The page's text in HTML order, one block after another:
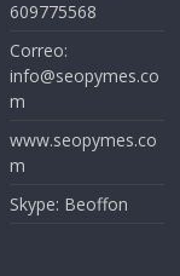
609775568
Correo:
info@seopymes.co
m
www.seopymes.co
m
Skype: Beoffon